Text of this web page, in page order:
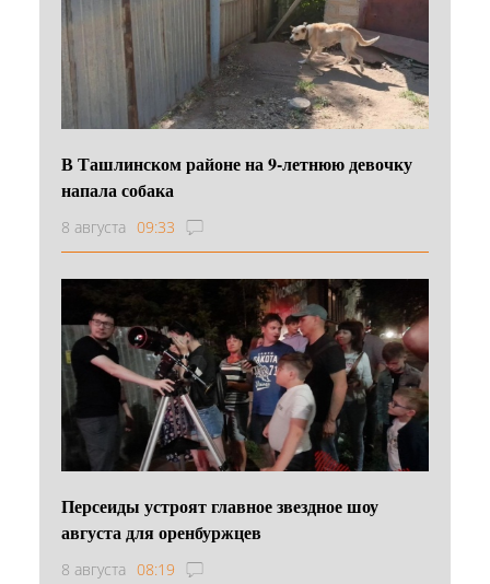
В Ташлинском районе на 9-летнюю девочку
напала собака
8 августа 09:33
Персеиды устроят главное звездное шоу
августа для оренбуржцев
8 августа 08:19